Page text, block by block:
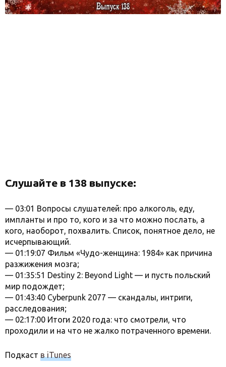
Слушайте в 138 выпуске:
— 03:01 Вопросы слушателей: про алкоголь, еду,
импланты и про то, кого и за что можно послать, а
кого, наоборот, похвалить. Список, понятное дело, не
исчерпывающий.
— 01:19:07 Фильм «Чудо-женщина: 1984» как причина
разжижения мозга;
— 01:35:51 Destiny 2: Beyond Light — и пусть польский
мир подождет;
— 01:43:40 Cyberpunk 2077 — скандалы, интриги,
расследования;
— 02:17:00 Итоги 2020 года: что смотрели, что
проходили и на что не жалко потраченного времени.
Подкаст в iTunes